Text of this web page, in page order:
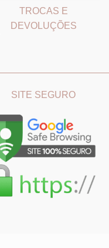
TROCAS E
DEVOLUÇÕES
SITE SEGURO